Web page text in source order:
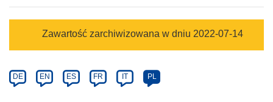
category
Zawartość zarchiwizowana w dniu 2022-07-14
Article
available
DE EN ES FR IT PL